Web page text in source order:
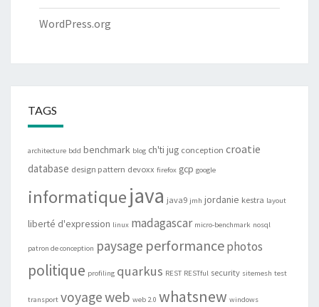
WordPress.org
TAGS
architecture bdd benchmark blog ch'ti jug conception croatie
database design pattern devoxx firefox gcp google
informatiquejava java9 jmh jordanie kestra layout
liberté d'expression linux madagascar micro-benchmark nosql
patron de conception paysage performancephotos
politique profiling quarkus REST RESTful security sitemesh test
transport voyageweb web 2.0 whatsnew windows